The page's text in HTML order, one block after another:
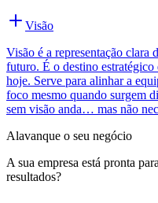
Visão
Visão é a representação clara
futuro. É o destino estratégico
hoje. Serve para alinhar a
foco mesmo quando surgem
sem visão anda… mas não
Alavanque o seu negócio
A sua empresa está pronta
resultados?